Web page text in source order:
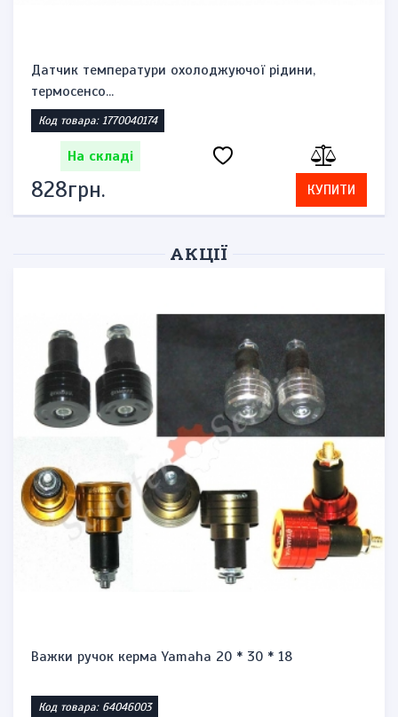
Датчик температури охолоджуючої рідини,
термосенсо...
Код товара: 1770040174
На складі
828грн. КУПИТИ
АКЦІЇ
Важки ручок керма Yamaha 20 * 30 * 18
Код товара: 64046003